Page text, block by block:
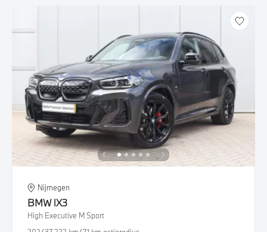
Nijmegen
BMW iX3
High Executive M Sport